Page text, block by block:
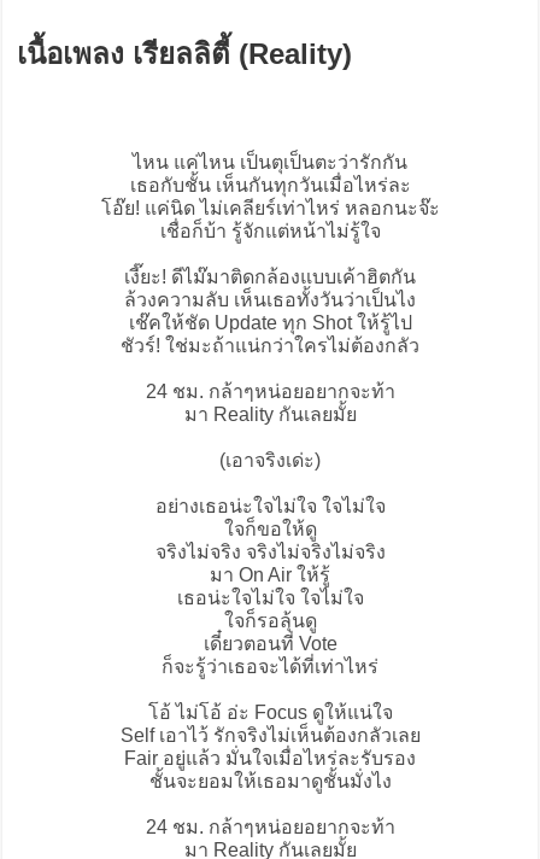
เนื้อเพลง เรียลลิตี้ (Reality)
ไหน แค่ไหน เป็นตุเป็นตะว่ารักกัน
เธอกับชั้น เห็นกันทุกวันเมื่อไหร่ละ
โอ๊ย! แค่นิด ไม่เคลียร์เท่าไหร่ หลอกนะจ๊ะ
เชื่อก็บ้า รู้จักแต่หน้าไม่รู้ใจ
เงี๊ยะ! ดีไม๊มาติดกล้องแบบเค้าฮิตกัน
ล้วงความลับ เห็นเธอทั้งวันว่าเป็นไง
เช๊คให้ชัด Update ทุก Shot ให้รู้ไป
ชัวร์! ใช่มะถ้าแน่กว่าใครไม่ต้องกลัว
24 ชม. กล้าๆหน่อยอยากจะท้า
มา Reality กันเลยมั้ย
(เอาจริงเด่ะ)
อย่างเธอน่ะใจไม่ใจ ใจไม่ใจ
ใจก็ขอให้ดู
จริงไม่จริง จริงไม่จริงไม่จริง
มา On Air ให้รู้
เธอน่ะใจไม่ใจ ใจไม่ใจ
ใจก็รอลุ้นดู
เดี๋ยวตอนที่ Vote
ก็จะรู้ว่าเธอจะได้ที่เท่าไหร่
โอ้ ไม่โอ้ อ่ะ Focus ดูให้แน่ใจ
Self เอาไว้ รักจริงไม่เห็นต้องกลัวเลย
Fair อยู่แล้ว มั่นใจเมื่อไหร่ละรับรอง
ชั้นจะยอมให้เธอมาดูชั้นมั่งไง
24 ชม. กล้าๆหน่อยอยากจะท้า
มา Reality กันเลยมั้ย